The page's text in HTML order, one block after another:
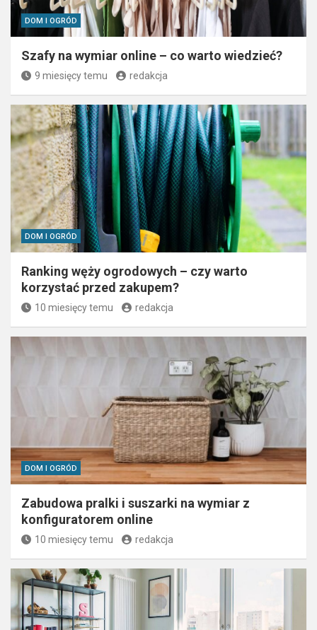
DOM I OGRÓD
Szafy na wymiar online – co warto wiedzieć?
9 miesięcy temu redakcja
DOM I OGRÓD
Ranking węży ogrodowych – czy warto
korzystać przed zakupem?
10 miesięcy temu redakcja
DOM I OGRÓD
Zabudowa pralki i suszarki na wymiar z
konfiguratorem online
10 miesięcy temu redakcja